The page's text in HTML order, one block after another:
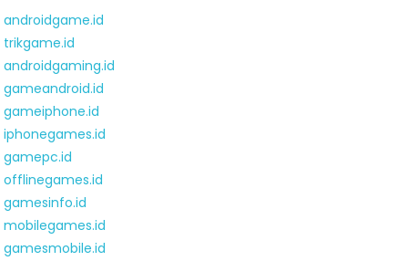
androidgame.id
trikgame.id
androidgaming.id
gameandroid.id
gameiphone.id
iphonegames.id
gamepc.id
offlinegames.id
gamesinfo.id
mobilegames.id
gamesmobile.id